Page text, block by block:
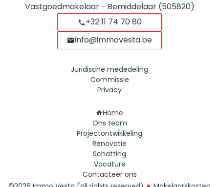
Vastgoedmakelaar - Bemiddelaar (505820)
+32 11 74 70 80
info@immovesta.be
Juridische mededeling
Commissie
Privacy
Home
Ons team
Projectontwikkeling
Renovatie
Schatting
Vacature
Contacteer ons